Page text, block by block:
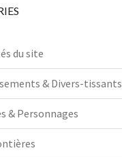
du site
& Divers-tissants
& Personnages